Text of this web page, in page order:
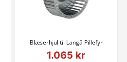
Blæserhjul til Langå Pillefyr
1.065 kr